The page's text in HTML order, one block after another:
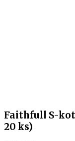
Faithfull S-
20 ks)